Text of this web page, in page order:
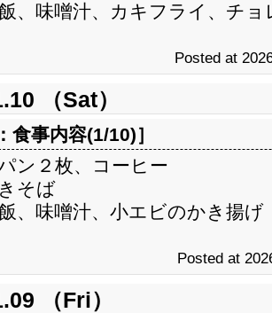
、味噌汁、カキフライ、チ
Posted at
（Sat）
食事内容(1/10)］
ン２枚、コーヒー
そば
、味噌汁、小エビのかき揚げ
Posted at
（Fri）